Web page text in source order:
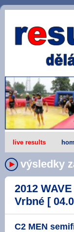
live results
výsledky
2012
Vrbné [
C2 MEN